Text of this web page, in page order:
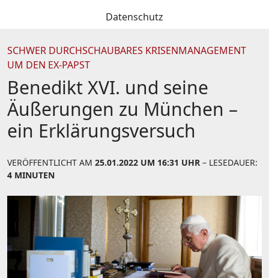
Datenschutz
SCHWER DURCHSCHAUBARES KRISENMANAGEMENT
UM DEN EX-PAPST
Benedikt XVI. und seine
Äußerungen zu München –
ein Erklärungsversuch
VERÖFFENTLICHT AM 25.01.2022 UM 16:31 UHR – LESEDAUER:
4 MINUTEN